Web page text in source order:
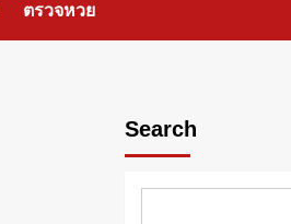
ตรวจหวย
Search